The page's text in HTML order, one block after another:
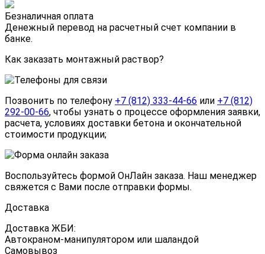
Безналичная оплата
Денежный перевод на расчетный счет компании в
банке.
Как заказать монтажный раствор?
Позвонить по телефону +7 (812) 333-44-66 или +7 (812)
292-00-66, чтобы узнать о процессе оформления заявки,
расчета, условиях доставки бетона и окончательной
стоимости продукции;
Воспользуйтесь формой ОнЛайн заказа. Наш менеджер
свяжется с Вами после отправки формы.
Доставка
Доставка ЖБИ:
Автокраном-манипулятором или шаландой
Самовывоз